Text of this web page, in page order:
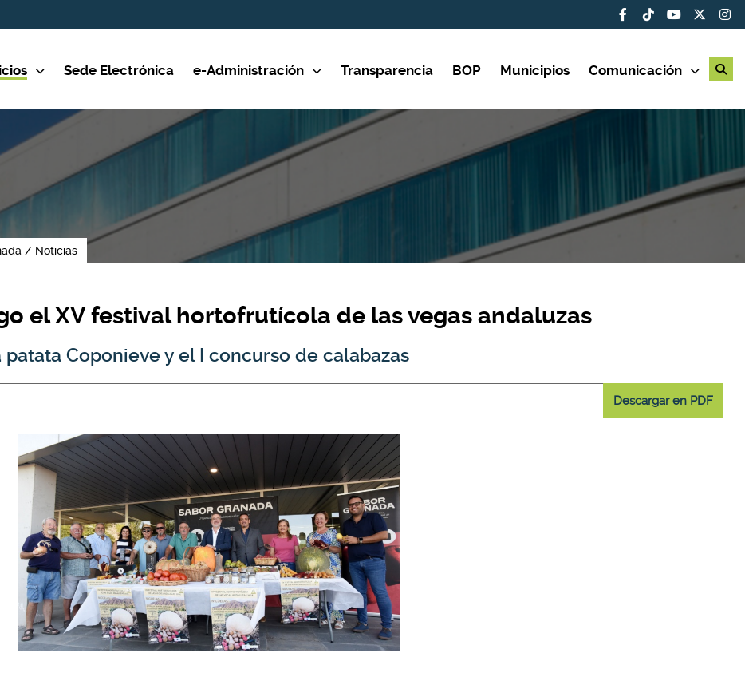
Sede Electrónica e-Administración Transparencia BOP Municipios Comunicación
Noticias
el XV festival hortofrutícola de las vegas andaluzas
Coponieve y el I concurso de calabazas
Descargar en PDF